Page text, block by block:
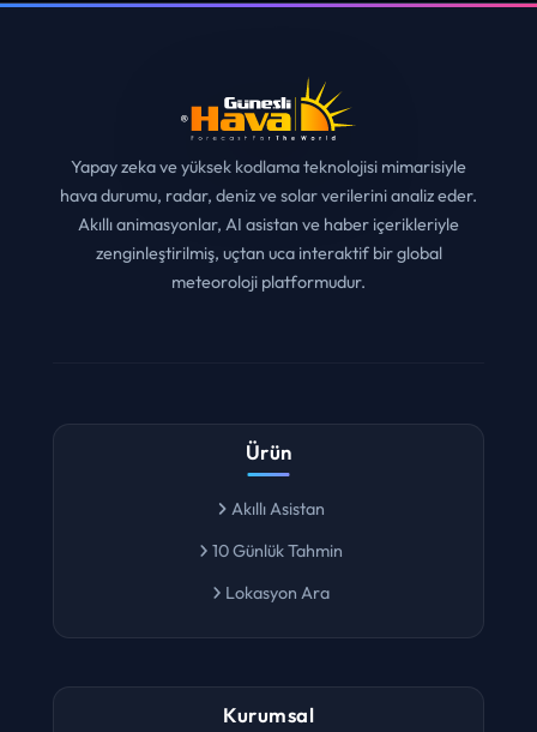
Yapay zeka ve yüksek kodlama teknolojisi mimarisiyle
hava durumu, radar, deniz ve solar verilerini analiz eder.
Akıllı animasyonlar, AI asistan ve haber içerikleriyle
zenginleştirilmiş, uçtan uca interaktif bir global
meteoroloji platformudur.
Ürün
Akıllı Asistan
10 Günlük Tahmin
Lokasyon Ara
Kurumsal